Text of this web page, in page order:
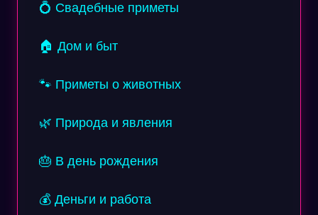
💍 Свадебные приметы
🏠 Дом и быт
🐾 Приметы о животных
🌿 Природа и явления
🎂 В день рождения
💰 Деньги и работа